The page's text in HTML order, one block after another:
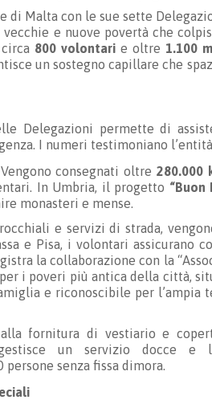
di Malta con le sue sette
e nuove povertà che
800 volontari e oltre 1.100
un sostegno capillare che
Delegazioni permette di
I numeri testimoniano
consegnati oltre280.000
In Umbria, il progetto “Buon
monasteri e mense.
e servizi di strada,
e Pisa, i volontari assicurano
la collaborazione con la
i poveri più antica della città,
e riconoscibile per l’ampia
fornitura di vestiario e
un servizio docce e
senza fissa dimora.